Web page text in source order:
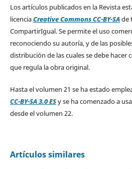
Los artículos publicados en la Revista
licenciaCreative Commons CC-BY-SAde
CompartirIgual. Se permite el uso
reconociendo su autoría, y de las
distribución de las cuales se debe hacer
que regula la obra original.
Hasta el volumen 21 se ha estado
CC-BY-SA 3.0 ESy se ha comenzado a
desde el volumen 22.
Artículos similares